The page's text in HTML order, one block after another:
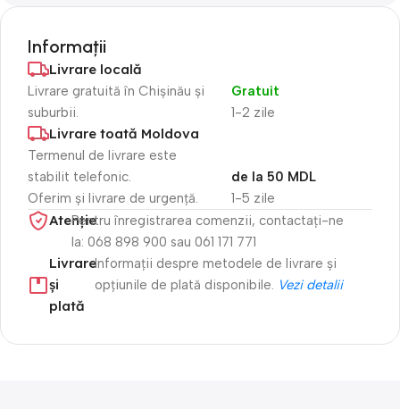
Informații
Livrare locală
Livrare gratuită în Chișinău și
suburbii.
1-2 zile
Gratuit
Livrare toată Moldova
Termenul de livrare este
stabilit telefonic.
Oferim și livrare de urgență.
1-5 zile
de la 50 MDL
Atenție​Pentru înregistrarea comenzii, contactați-ne
la: 068 898 900 sau 061 171 771
Livrare
și
plată
Informații despre metodele de livrare și
opțiunile de plată disponibile. Vezi detalii